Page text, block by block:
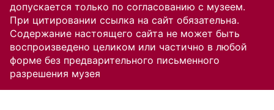
допускается только по согласованию с музеем.
При цитировании ссылка на сайт обязательна.
Содержание настоящего сайта не может быть
воспроизведено целиком или частично в любой
форме без предварительного письменного
разрешения музея